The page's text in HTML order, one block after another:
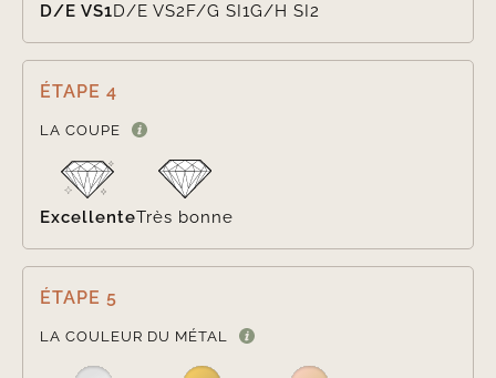
D/E VS1D/E VS2F/G SI1G/H SI2
ÉTAPE 4
LA COUPE
ExcellenteTrès bonne
ÉTAPE 5
LA COULEUR DU MÉTAL